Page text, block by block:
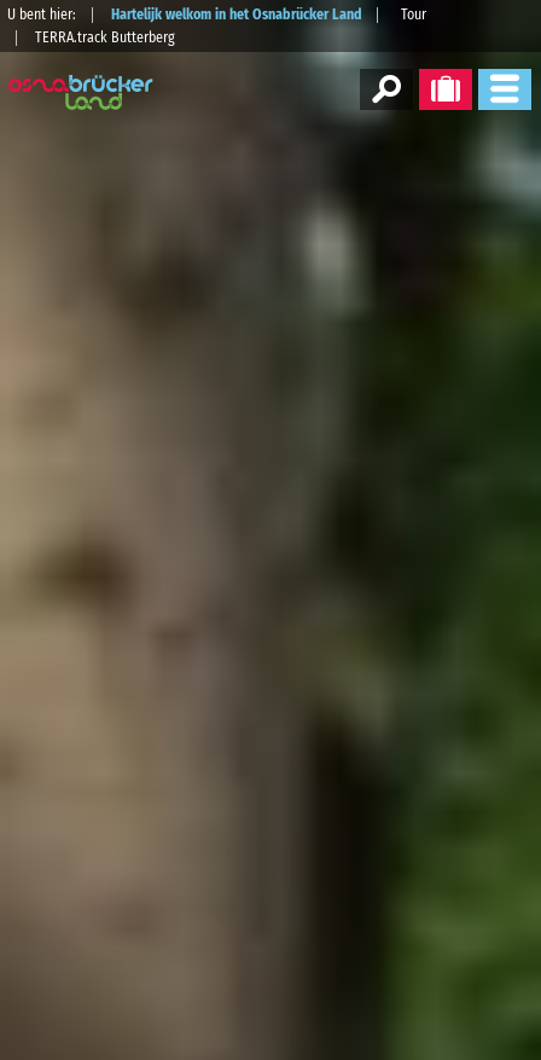
U bent hier: Hartelijk welkom in het Osnabrücker Land
Tour
TERRA.track Butterberg